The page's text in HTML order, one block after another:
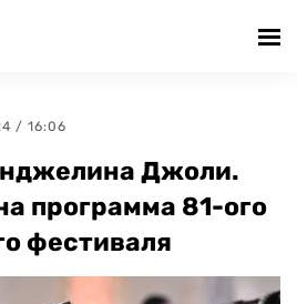
/ 16:06
Джоли.
программа 81-ого
фестиваля